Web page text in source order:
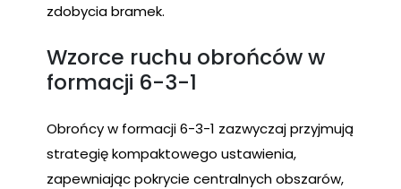
zdobycia bramek.
Wzorce ruchu obrońców w
formacji 6-3-1
Obrońcy w formacji 6-3-1 zazwyczaj przyjmują
strategię kompaktowego ustawienia,
zapewniając pokrycie centralnych obszarów,